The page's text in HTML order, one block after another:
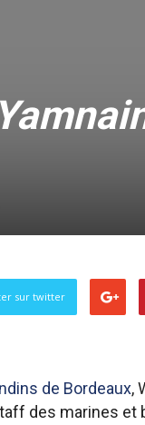
sur twitter
de Bordeaux,
des marines et